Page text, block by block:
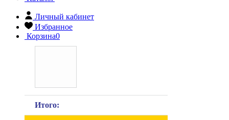
Личный кабинет
Избранное
Корзина0
Итого: